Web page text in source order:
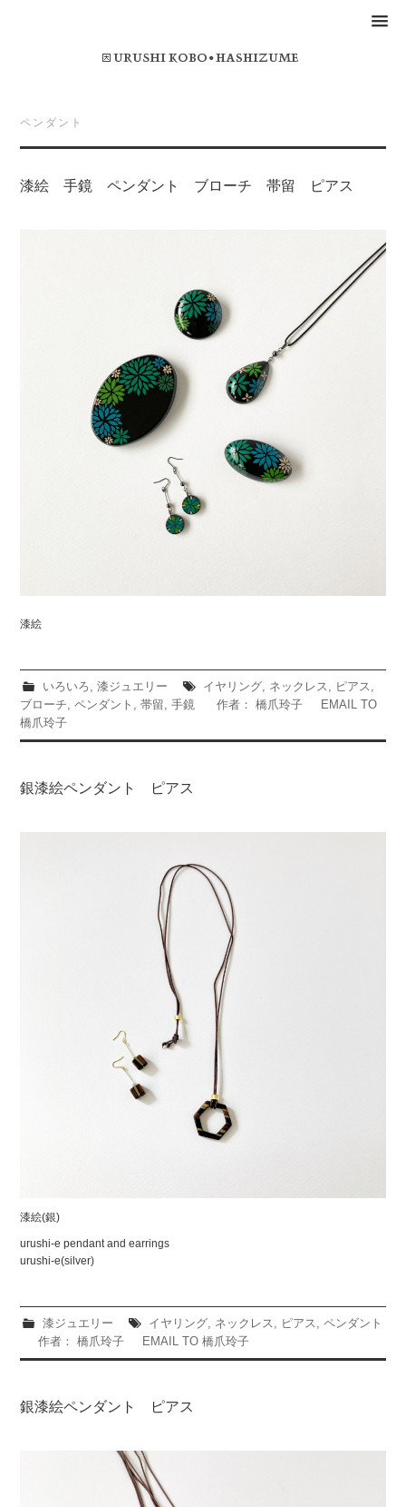
ペンダント
漆絵 手鏡 ペンダント ブローチ 帯留 ピアス
漆絵
いろいろ , 漆ジュエリー イヤリング, ネックレス , ピアス ,
ブローチ,ペンダント ,帯留,手鏡 作者： 橋爪玲子
EMAIL TO
橋爪玲子
銀漆絵ペンダント ピアス
漆絵(銀)
urushi-e pendant and earrings
urushi-e(silver)
漆ジュエリー イヤリング, ネックレス , ピアス , ペンダント
作者： 橋爪玲子
EMAIL TO 橋爪玲子
銀漆絵ペンダント ピアス